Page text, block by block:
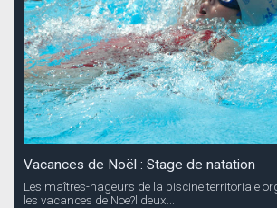
Vacances de Noël : Stage de natation
Les maîtres-nageurs de la piscine territoriale
les vacances de Noe?l deux...